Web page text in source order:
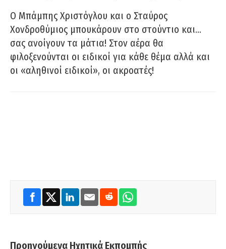
O Μπάμπης Χριστόγλου και ο Σταύρος
Χονδροθύμιος μπουκάρουν στο στούντιο και…
σας ανοίγουν τα μάτια! Στον αέρα θα
φιλοξενούνται οι ειδικοί για κάθε θέμα αλλά και
οι «αληθινοί ειδικοί», οι ακροατές!
Προηγούμενα Ηχητικά Εκπομπής